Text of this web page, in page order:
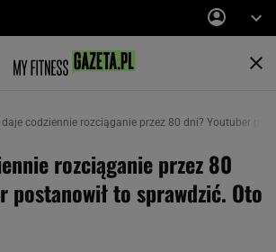
daje codziennie rozciąganie przez 80 dni? Youtuber
rozciąganie przez 80
postanowił to sprawdzić. Oto